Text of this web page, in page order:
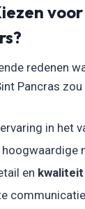
redenen
Pancras
in het
hoogwaardige
en kwaliteit